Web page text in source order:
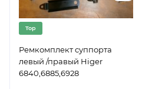
Top
Ремкомплект суппорта
левый /правый Higer
6840,6885,6928